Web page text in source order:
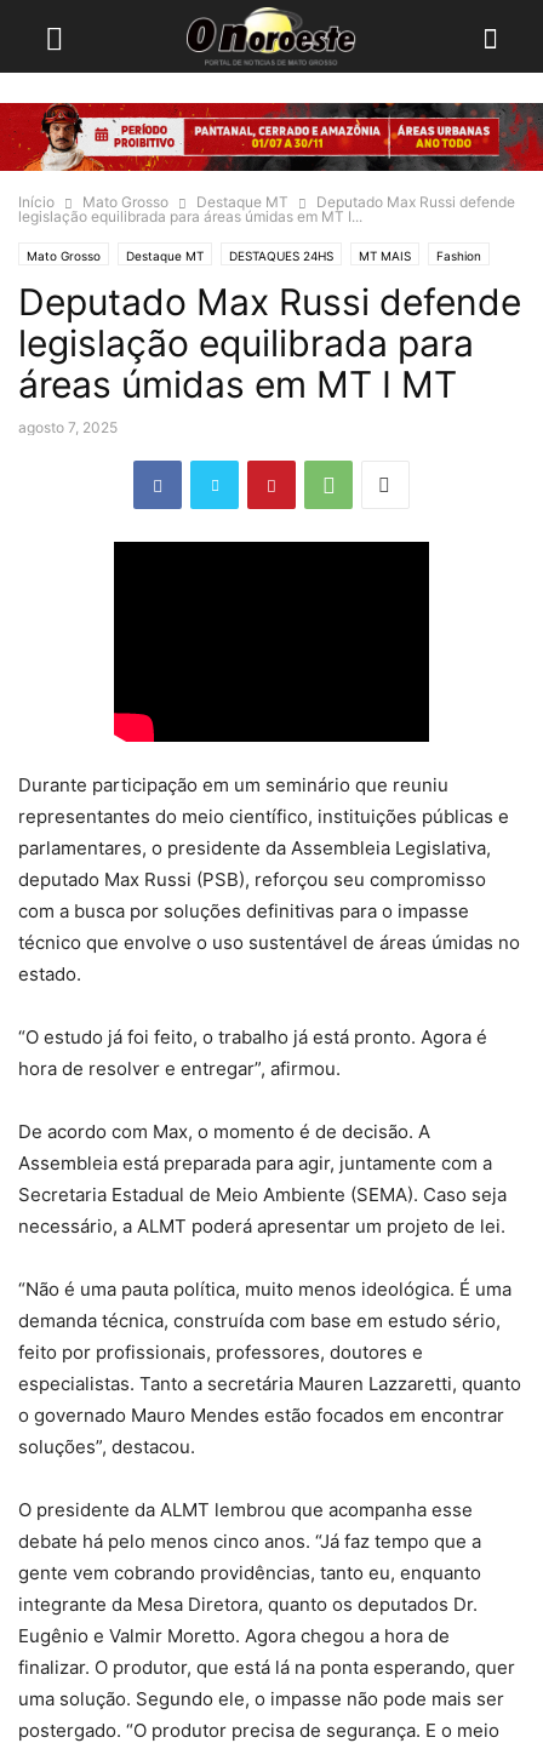
Início Mato Grosso Destaque MT
Deputado Max Russi defende
legislação equilibrada para áreas úmidas em MT I...
Mato Grosso Destaque MT DESTAQUES 24HS MT MAIS Fashion
Politica MT
Deputado Max Russi defende
legislação equilibrada para
áreas úmidas em MT I MT
agosto 7, 2025
Durante participação em um seminário que reuniu
representantes do meio científico, instituições públicas e
parlamentares, o presidente da Assembleia Legislativa,
deputado Max Russi (PSB), reforçou seu compromisso
com a busca por soluções definitivas para o impasse
técnico que envolve o uso sustentável de áreas úmidas no
estado.
“O estudo já foi feito, o trabalho já está pronto. Agora é
hora de resolver e entregar”, afirmou.
De acordo com Max, o momento é de decisão. A
Assembleia está preparada para agir, juntamente com a
Secretaria Estadual de Meio Ambiente (SEMA). Caso seja
necessário, a ALMT poderá apresentar um projeto de lei.
“Não é uma pauta política, muito menos ideológica. É uma
demanda técnica, construída com base em estudo sério,
feito por profissionais, professores, doutores e
especialistas. Tanto a secretária Mauren Lazzaretti, quanto
o governado Mauro Mendes estão focados em encontrar
soluções”, destacou.
O presidente da ALMT lembrou que acompanha esse
debate há pelo menos cinco anos. “Já faz tempo que a
gente vem cobrando providências, tanto eu, enquanto
integrante da Mesa Diretora, quanto os deputados Dr.
Eugênio e Valmir Moretto. Agora chegou a hora de
finalizar. O produtor, que está lá na ponta esperando, quer
uma solução. Segundo ele, o impasse não pode mais ser
postergado. “O produtor precisa de segurança. E o meio